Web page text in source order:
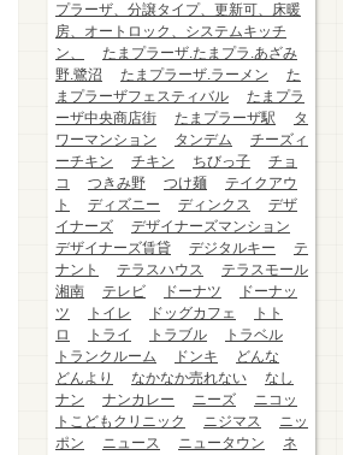
プラーザ、分譲タイプ、更新可、床暖
房、オートロック、システムキッチ
ン、
たまプラーザ.たまプラ.あざみ
野.鷺沼
たまプラーザ.ラーメン
た
まプラーザフェスティバル
たまプラ
ーザ中央商店街
たまプラーザ駅
タ
ワーマンション
タンデム
チーズィ
ーチキン
チキン ちびっ子
チョ
コ
つきみ野 つけ麺
テイクアウ
ト
ディズニー ディンクス
デザ
イナーズ
デザイナーズマンション
デザイナーズ賃貸
デジタルキー
テ
ナント
テラスハウス
テラスモール
湘南
テレビ ドーナツ
ドーナッ
ツ
トイレ ドッグカフェ
トト
ロ
トライ トラブル
トラベル
トランクルーム
ドンキ
どんな
どんより
なかなか売れない
なし
ナン
ナンカレー ニーズ
ニコッ
トこどもクリニック
ニジマス
ニッ
ポン
ニュース ニュータウン
ネ